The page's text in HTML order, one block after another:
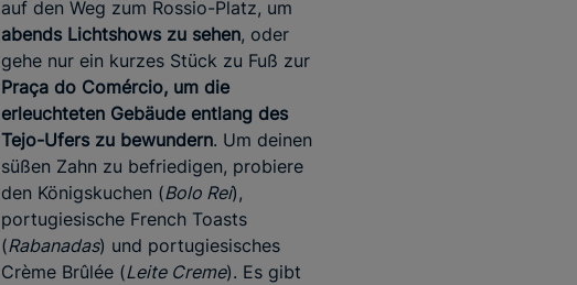
auf den Weg zum Rossio-Platz, um
abends Lichtshows zu sehen, oder
gehe nur ein kurzes Stück zu Fuß zur
Praça do Comércio, um die
erleuchteten Gebäude entlang des
Tejo-Ufers zu bewundern. Um deinen
süßen Zahn zu befriedigen, probiere
den Königskuchen (Bolo Rei),
portugiesische French Toasts
(Rabanadas) und portugiesisches
Crème Brûlée (Leite Creme). Es gibt